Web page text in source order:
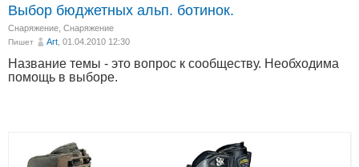
Выбор бюджетных альп. ботинок.
Снаряжение Снаряжение
Пишет Art , 01.04.2010 12:30
Название темы - это вопрос к сообществу. Необходима
помощь в выборе.